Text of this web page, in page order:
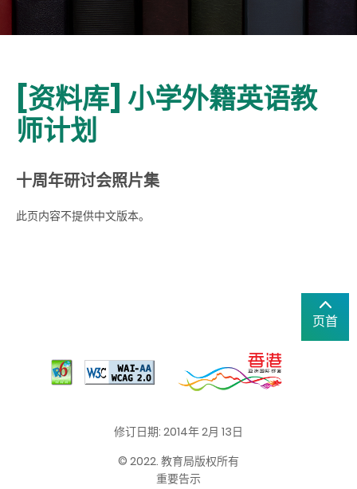
[资料库] 小学外籍英语教
师计划
十周年研讨会照片集
此页内容不提供中文版本。
页首
修订日期: 2014年 2月 13日
© 2022. 教育局版权所有
重要告示